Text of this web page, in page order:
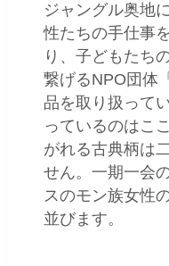
ジャングル奥地
性たちの手仕事
り、子どもたち
繋げるNPO団体
品を取り扱って
っているのはこ
がれる古典柄は
せん。一期一会
スのモン族女性
並びます。